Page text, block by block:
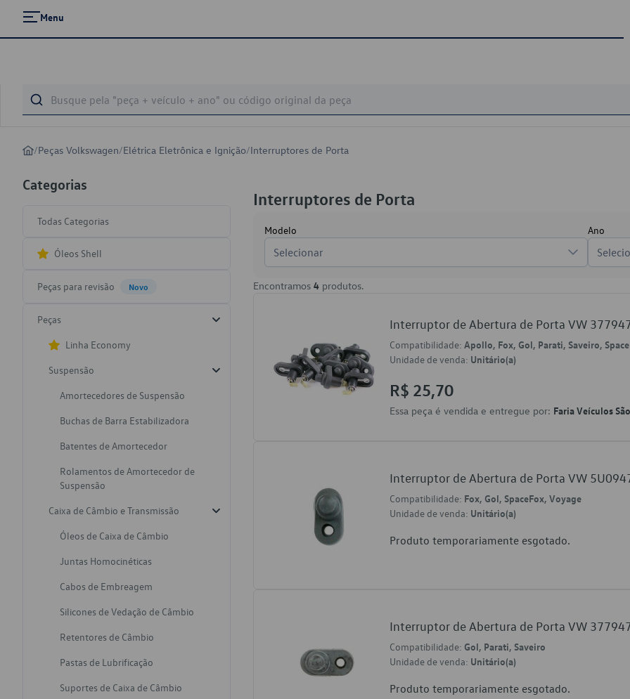
Menu
/Peças Volkswagen/Elétrica Eletrônica e Ignição/Interruptores de Porta
Categorias
Todas Categorias
Óleos Shell
Peças para revisão Novo
Peças
Linha Economy
Suspensão
Amortecedores de Suspensão
Buchas de Barra Estabilizadora
Batentes de Amortecedor
Rolamentos de Amortecedor de
Suspensão
Caixa de Câmbio e Transmissão
Óleos de Caixa de Câmbio
Juntas Homocinéticas
Cabos de Embreagem
Silicones de Vedação de Câmbio
Retentores de Câmbio
Pastas de Lubrificação
Suportes de Caixa de Câmbio
Interruptores de Porta
Modelo
Selecionar
Ano
Encontramos 4 produtos.
Interruptor de Abertura de Porta VW
Compatibilidade: Apollo, Fox, Gol, Parati, Saveiro,
Unidade de venda: Unitário(a)
R$ 25,70
Essa peça é vendida e entregue por: Faria Veículos
Interruptor de Abertura de Porta VW
Compatibilidade: Fox, Gol, SpaceFox, Voyage
Unidade de venda: Unitário(a)
Produto temporariamente esgotado.
Interruptor de Abertura de Porta VW
Compatibilidade: Gol, Parati, Saveiro
Unidade de venda: Unitário(a)
Produto temporariamente esgotado.